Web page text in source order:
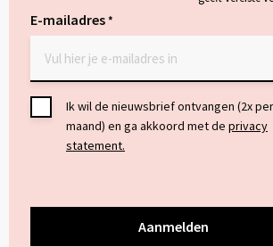
E-mailadres*
Toestemming
Ik wil de nieuwsbrief ontvangen (2x per
maand) en ga akkoord met de privacy
statement.